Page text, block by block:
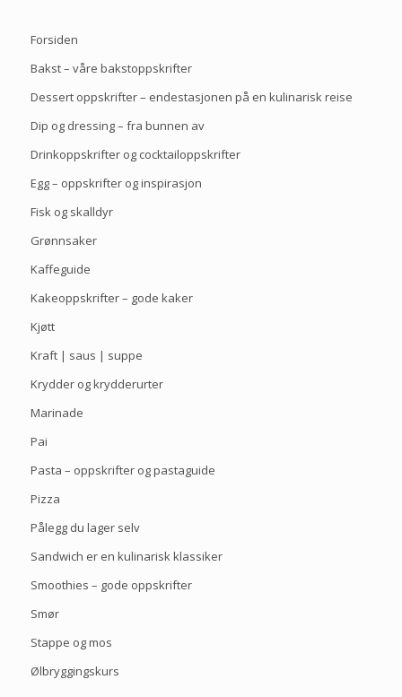
Forsiden
Bakst – våre bakstoppskrifter
Dessert oppskrifter – endestasjonen på en kulinarisk reise
Dip og dressing – fra bunnen av
Drinkoppskrifter og cocktailoppskrifter
Egg – oppskrifter og inspirasjon
Fisk og skalldyr
Grønnsaker
Kaffeguide
Kakeoppskrifter – gode kaker
Kjøtt
Kraft | saus | suppe
Krydder og krydderurter
Marinade
Pai
Pasta – oppskrifter og pastaguide
Pizza
Pålegg du lager selv
Sandwich er en kulinarisk klassiker
Smoothies – gode oppskrifter
Smør
Stappe og mos
Ølbryggingskurs